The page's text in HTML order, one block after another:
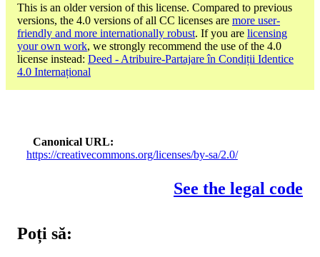
This is an older version of this license. Compared to previous
versions, the 4.0 versions of all CC licenses are more user-
friendly and more internationally robust. If you are licensing
your own work, we strongly recommend the use of the 4.0
license instead: Deed - Atribuire-Partajare în Condiții Identice
4.0 Internațional
Canonical URL
https://creativecommons.org/licenses/by-sa/2.0/
See the legal code
Poți să: